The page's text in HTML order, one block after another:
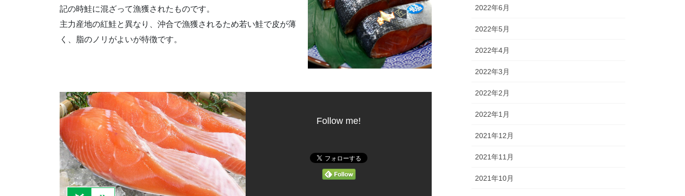
記の時鮭に混ざって漁獲されたものです。
主力産地の紅鮭と異なり、沖合で漁獲されるため若い鮭で皮が薄
く、脂のノリがよいが特徴です。
Follow me!
2022年6月
2022年5月
2022年4月
2022年3月
2022年2月
2022年1月
2021年12月
2021年11月
2021年10月